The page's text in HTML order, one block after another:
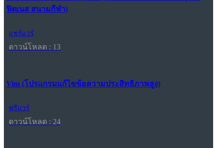
ฟิตเนส สนามกีฬา)
แชร์แวร์
ดาวน์โหลด : 13
Vim (โปรแกรมแก้ไขข้อความประสิทธิภาพสูง)
ฟรีแวร์
ดาวน์โหลด : 24